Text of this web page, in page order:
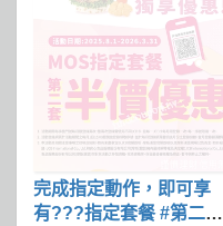
完成指定動作，即可享
有???指定套餐 #第二套